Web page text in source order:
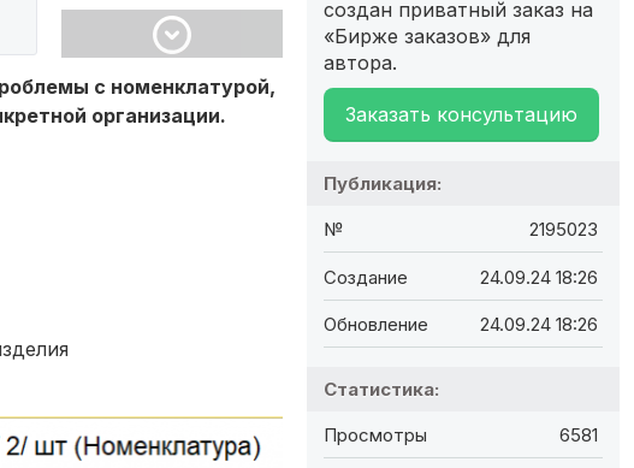
с номенклатурой,
организации.
создан приватный заказ на
«Бирже заказов» для
автора.
Заказать консультацию
Публикация:
№ 2195023
Создание 24.09.24 18:26
Обновление 24.09.24 18:26
Статистика:
Просмотры 6581